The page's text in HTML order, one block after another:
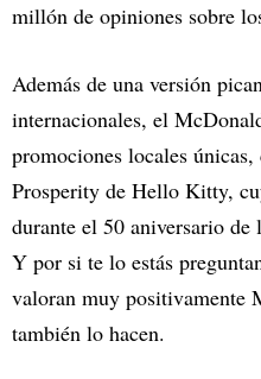
millón de opiniones sobre
Además de una versión
internacionales, el
promociones locales
Prosperity de Hello Kitty,
durante el 50 aniversario de
Y por si te lo estás
valoran muy positivamente
también lo hacen.